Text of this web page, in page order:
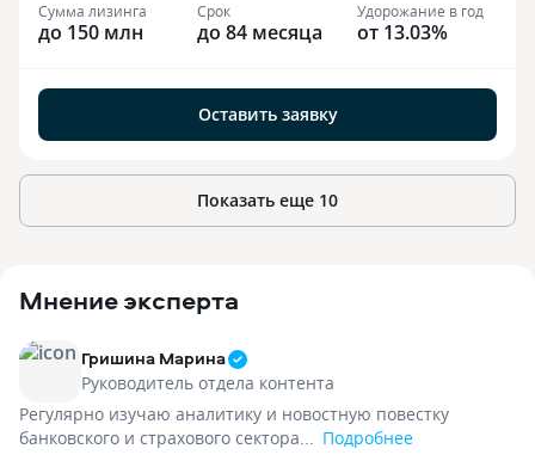
Сумма лизинга
до 150 млн
Срок
до 84 месяца
Удорожание в год
от 13.03%
Оставить заявку
Показать еще 10
Мнение эксперта
Гришина Марина
Руководитель отдела контента
Регулярно изучаю аналитику и новостную повестку
банковского и страхового сектора... Подробнее